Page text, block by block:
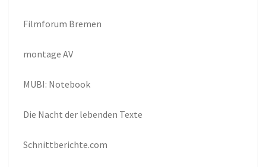
Filmforum Bremen
montage AV
MUBI: Notebook
Die Nacht der lebenden Texte
Schnittberichte.com